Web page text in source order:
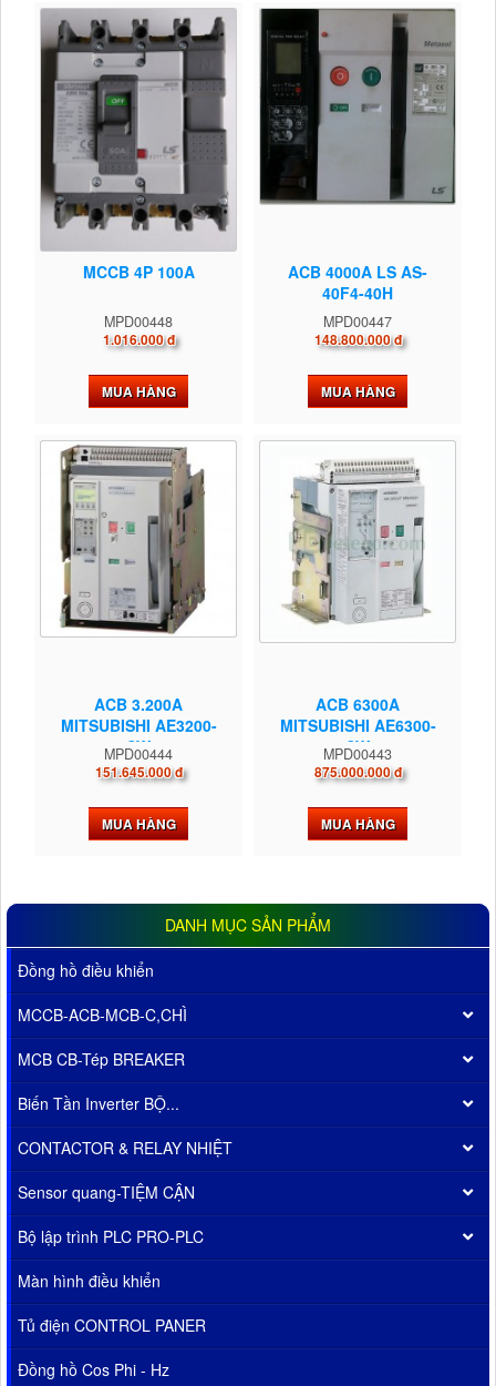
MCCB 4P 100A
MPD00448
1.016.000 đ
MUA HÀNG
ACB 4000A LS AS-
40F4-40H
MPD00447
148.800.000 đ
MUA HÀNG
ACB 3.200A
MITSUBISHI AE3200-
SW
MPD00444
151.645.000 đ
MUA HÀNG
ACB 6300A
MITSUBISHI AE6300-
SW
MPD00443
875.000.000 đ
MUA HÀNG
DANH MỤC SẢN PHẨM
Đồng hồ điều khiển
MCCB-ACB-MCB-C,CHÌ
MCB CB-Tép BREAKER
Biến Tần Inverter BỘ...
CONTACTOR & RELAY NHIỆT
Sensor quang-TIỆM CẬN
Bộ lập trình PLC PRO-PLC
Màn hình điều khiển
Tủ điện CONTROL PANER
Đồng hồ Cos Phi - Hz